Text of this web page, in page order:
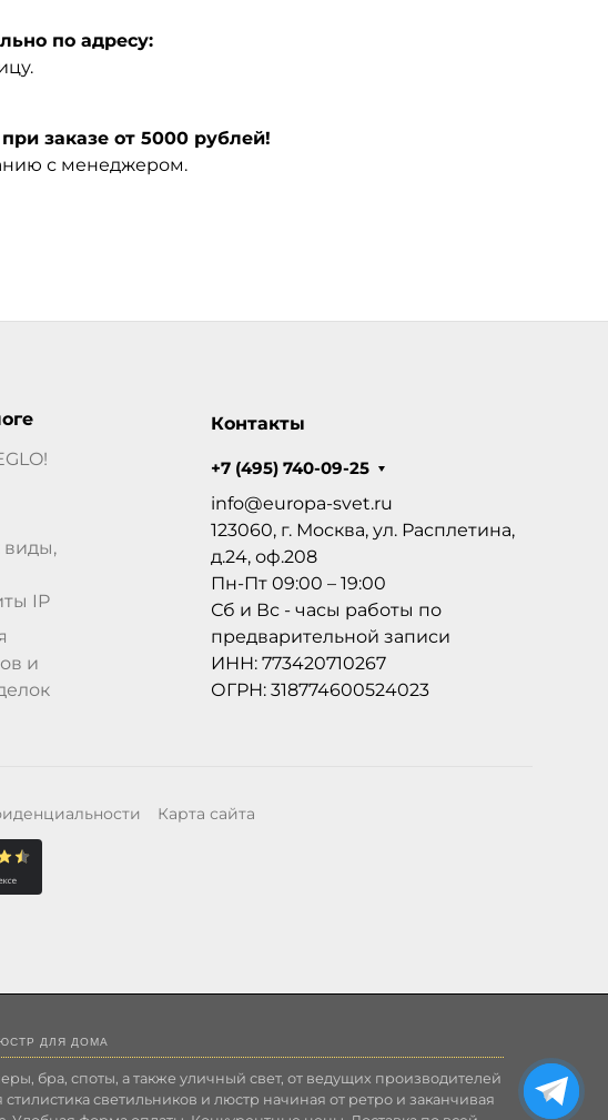
по адресу:
заказе от 5000 рублей!
с менеджером.
виды,
IP
и
Контакты
+7 (495) 740-09-25
info@europa-svet.ru
123060, г. Москва, ул. Расплетина,
д.24, оф.208
Пн-Пт 09:00 – 19:00
Сб и Вс - часы работы по
предварительной записи
ИНН: 773420710267
ОГРН: 318774600524023
Карта сайта
ДЛЯ ДОМА
бра, споты, а также уличный свет, от ведущих производителей
светильников и люстр начиная от ретро и заканчивая